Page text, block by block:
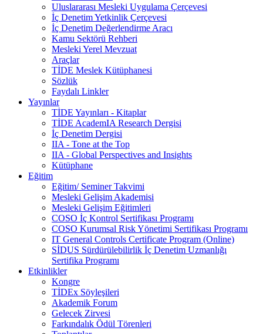
Uluslararası Mesleki Uygulama Çerçevesi
İç Denetim Yetkinlik Çerçevesi
İç Denetim Değerlendirme Aracı
Kamu Sektörü Rehberi
Mesleki Yerel Mevzuat
Araçlar
TİDE Meslek Kütüphanesi
Sözlük
Faydalı Linkler
Yayınlar
TİDE Yayınları - Kitaplar
TİDE AcademIA Research Dergisi
İç Denetim Dergisi
IIA - Tone at the Top
IIA - Global Perspectives and Insights
Kütüphane
Eğitim
Eğitim/ Seminer Takvimi
Mesleki Gelişim Akademisi
Mesleki Gelişim Eğitimleri
COSO İç Kontrol Sertifikası Programı
COSO Kurumsal Risk Yönetimi Sertifikası Programı
IT General Controls Certificate Program (Online)
SİDUS Sürdürülebilirlik İç Denetim Uzmanlığı
Sertifika Programı
Etkinlikler
Kongre
TİDEx Söyleşileri
Akademik Forum
Gelecek Zirvesi
Farkındalık Ödül Törenleri